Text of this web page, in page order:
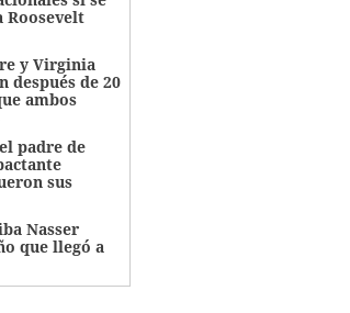
Roosevelt
y Virginia
después de 20
ambos
padre de
sus
Nasser
que llegó a